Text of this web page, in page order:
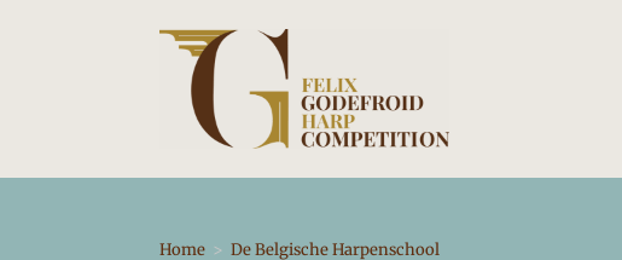
Home > De Belgische Harpenschool